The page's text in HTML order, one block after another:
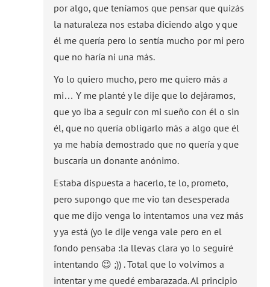
por algo, que teníamos que pensar que quizás
la naturaleza nos estaba diciendo algo y que
él me quería pero lo sentía mucho por mi pero
que no haría ni una más.
Yo lo quiero mucho, pero me quiero más a
mi… Y me planté y le dije que lo dejáramos,
que yo iba a seguir con mi sueño con él o sin
él, que no quería obligarlo más a algo que él
ya me había demostrado que no quería y que
buscaría un donante anónimo.
Estaba dispuesta a hacerlo, te lo, prometo,
pero supongo que me vio tan desesperada
que me dijo venga lo intentamos una vez más
y ya está (yo le dije venga vale pero en el
fondo pensaba :la llevas clara yo lo seguiré
intentando 😉 ;)) . Total que lo volvimos a
intentar y me quedé embarazada. Al principio